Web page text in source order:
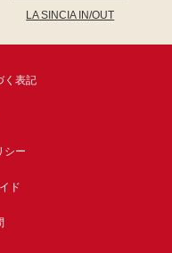
LA SINCIA IN/OUT
く表記
シー
ド